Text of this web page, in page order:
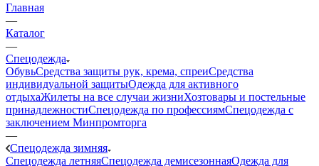
Главная
—
Каталог
—
Спецодежда
ОбувьСредства защиты рук, крема, спреиСредства
индивидуальной защитыОдежда для активного
отдыхаЖилеты на все случаи жизниХозтовары и постельные
принадлежностиСпецодежда по профессиямСпецодежда с
заключением Минпромторга
—
Спецодежда зимняя
Спецодежда летняяСпецодежда демисезоннаяОдежда для